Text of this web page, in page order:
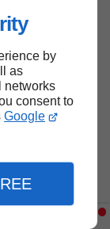
by
as
networks
consent to
Google